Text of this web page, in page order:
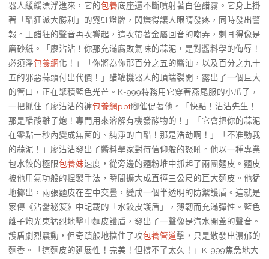
器人緩緩漂浮進來，它的包養底座還不斷噴射著白色醋霧。它身上掛
著「醋狂派大勝利」的霓虹燈牌，閃爍得讓人眼睛發疼，同時發出警
報。王醋狂的聲音再次響起，這次帶著金屬回音的嘲弄，刺耳得像是
磨砂紙。「廖沾沾！你那充滿腐敗氣味的蒜泥，是對醬料學的侮辱！
必須淨包養網化！」「你將為你那百分之五的醬油，以及百分之九十
五的邪惡蒜頭付出代價！」醋罐機器人的頂端裂開，露出了一個巨大
的管口，正在聚積藍色光芒。K-999特務用它穿著燕尾服的小爪子，
一把抓住了廖沾沾的褲包養網ppt腳催促著他。「快點！沾沾先生！
那是醋酸離子炮！專門用來溶解有機發酵物的！」「它會把你的蒜泥
在零點一秒內變成無菌的、純淨的白醋！那是浩劫啊！」「不准動我
的蒜泥！」廖沾沾發出了醬料學家對待信仰般的怒吼。他以一種專業
包水餃的極限包養妹速度，從旁邊的麵粉堆中抓起了兩團麵皮。麵皮
被他用氣功般的捏製手法，瞬間擴大成直徑三公尺的巨大麵皮。他猛
地擲出，兩張麵皮在空中交疊，變成一個半透明的防禦護盾。這就是
家傳《沾醬秘笈》中記載的「水餃皮護盾」，薄韌而充滿彈性。藍色
離子炮光束猛烈地擊中麵皮護盾，發出了一聲像是汽水開蓋的聲音。
護盾劇烈震動，但奇蹟般地擋住了攻包養管道擊，只是散發出濃郁的
麵香。「這麵皮的延展性！完美！但撐不了太久！」K-999焦急地大